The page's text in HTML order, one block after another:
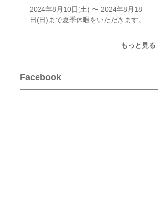
2024年8月10日(土) 〜 2024年8月18
日(日)まで夏季休暇をいただきます。
もっと見る
Facebook